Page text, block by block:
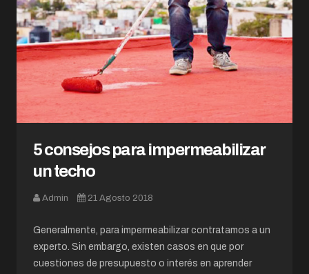
5 consejos para impermeabilizar
un techo
Admin 21 Agosto 2018
Generalmente, para impermeabilizar contratamos a un
experto. Sin embargo, existen casos en que por
cuestiones de presupuesto o interés en aprender